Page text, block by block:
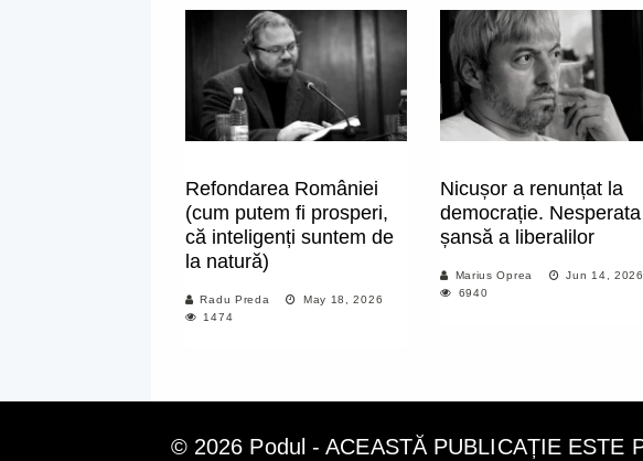
Refondarea României
(cum putem fi prosperi,
că inteligenți suntem de
la natură)
Radu Preda
May 18, 2026
1474
Nicușor a renunțat la
democrație. Nesperata
șansă a liberalilor
Marius Oprea
Jun 14, 2026
6940
© 2026 Podul - ACEASTĂ PUBLICAȚIE ESTE